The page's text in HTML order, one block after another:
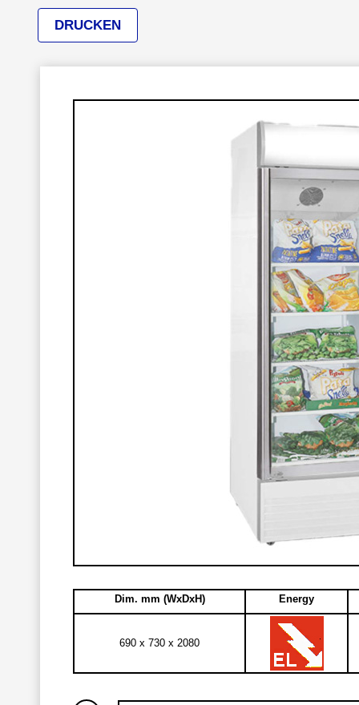
DRUCKEN
Dim. mm (WxDxH) Energy
690 x 730 x 2080